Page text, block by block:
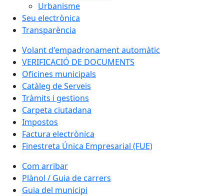
Urbanisme
Seu electrònica
Transparència
Volant d'empadronament automàtic
VERIFICACIÓ DE DOCUMENTS
Oficines municipals
Catàleg de Serveis
Tràmits i gestions
Carpeta ciutadana
Impostos
Factura electrònica
Finestreta Única Empresarial (FUE)
Com arribar
Plànol / Guia de carrers
Guia del municipi